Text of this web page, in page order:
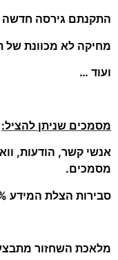
התקנתם גירסה חדשה
מחיקה לא מכוונת של
ועוד …
מסמכים שניתן להציל:
אנשי קשר, הודעות,
מסמכים.
סבירות הצלת המידע 10%-97% תלוי בנזק שנגרם למידע